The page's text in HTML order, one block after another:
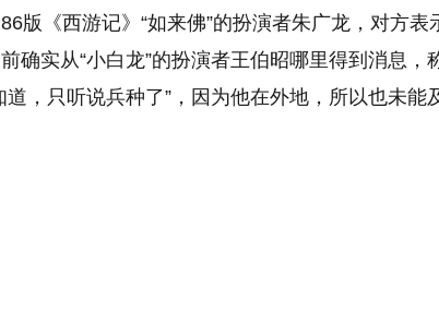
版《西游记》“如来佛”的扮演者朱广龙，对方
确实从“小白龙”的扮演者王伯昭哪里得到消息，
道，只听说兵种了”，因为他在外地，所以也未能